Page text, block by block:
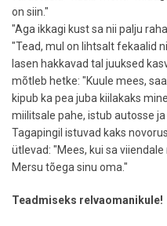
on siin."
"Aga ikkagi kust sa nii palju
"Tead, mul on lihtsalt fekaalid
lasen hakkavad tal juuksed
mõtleb hetke: "Kuule mees,
kipub ka pea juba kiilakaks
miilitsale pahe, istub autosse ja
Tagapingil istuvad kaks
ütlevad: "Mees, kui sa
Mersu tõega sinu oma."
Teadmiseks relvaomanikule!